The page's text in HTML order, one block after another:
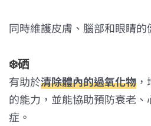
同時維護皮膚、腦部和眼睛的
❄️硒
有助於清除體內的過氧化物
的能力，並能協助預防衰老
症。